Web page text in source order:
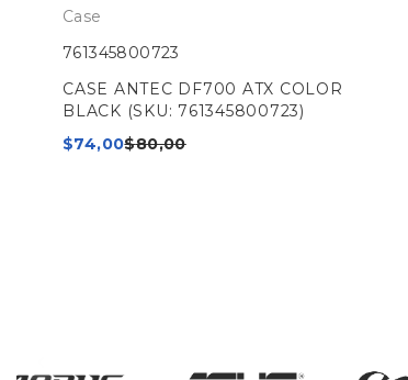
Case
761345800723
CASE ANTEC DF700 ATX COLOR
BLACK (SKU: 761345800723)
$80,00
$74,00